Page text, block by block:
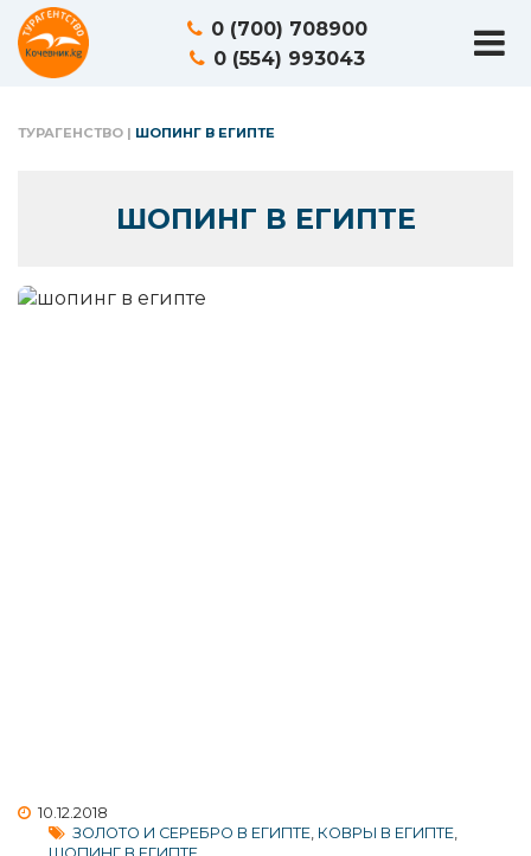
0 (700) 708900
0 (554) 993043
ТУРАГЕНСТВО | ШОПИНГ В ЕГИПТЕ
ШОПИНГ В ЕГИПТЕ
10.12.2018
ЗОЛОТО И СЕРЕБРО В ЕГИПТЕ, КОВРЫ В ЕГИПТЕ,